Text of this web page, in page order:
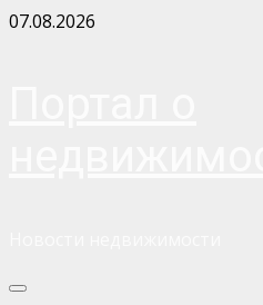
Skip
07.08.2026
Primary